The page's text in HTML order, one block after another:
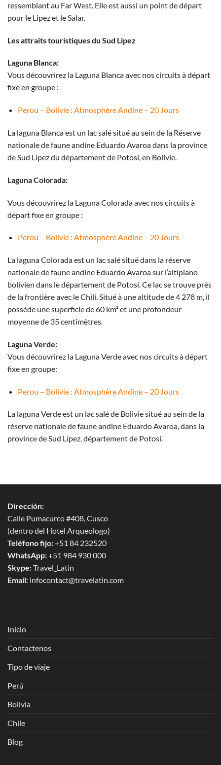
ressemblant au Far West. Elle est aussi un point de départ
pour le Lipez et le Salar.
Les attraits touristiques du Sud Lipez
Laguna Blanca:
Vous découvrirez la Laguna Blanca avec nos circuits à départ
fixe en groupe :
Perou – Bolivie : Atmosphère Andine – 20 Jours
La laguna Blanca est un lac salé situé au sein de la Réserve
nationale de faune andine Eduardo Avaroa dans la province
de Sud Lípez du département de Potosí, en Bolivie.
Laguna Colorada:
Vous découvrirez la Laguna Colorada avec nos circuits à
départ fixe en groupe :
Perou – Bolivie : Atmosphère Andine – 20 Jours
La laguna Colorada est un lac salé situé dans la réserve
nationale de faune andine Eduardo Avaroa sur l’altiplano
bolivien dans le département de Potosí. Ce lac se trouve près
de la frontière avec le Chili. Situé à une altitude de 4 278 m, il
possède une superficie de 60 km² et une profondeur
moyenne de 35 centimètres.
Laguna Verde:
Vous découvrirez la Laguna Verde avec nos circuits à départ
fixe en groupe:
Perou – Bolivie : Atmosphère Andine – 20 Jours
La laguna Verde est un lac salé de Bolivie situé au sein de la
réserve nationale de faune andine Eduardo Avaroa, dans la
province de Sud Lípez, département de Potosí.
Dirección:
Calle Pumacurco #408, Cusco
(dentro del Hotel Arqueologo)
Teléfono fijo:+51 84 232520
WhatsApp:+51 984 930 000
Skype:Travel_Latin
Email: infocontact@travelatin.com
Inicio
Contactenos
Tipo de viaje
Perú
Bolivia
Chile
Blog